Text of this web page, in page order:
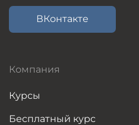
ВКонтакте
Компания
Курсы
Бесплатный курс